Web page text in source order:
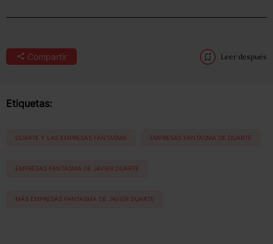
Compartir Leer después
Etiquetas:
DUARTE Y LAS EMPRESAS FANTASMA EMPRESAS FANTASMA DE DUARTE
EMPRESAS FANTASMA DE JAVIER DUARTE
MÁS EMPRESAS FANTASMA DE JAVIER DUARTE